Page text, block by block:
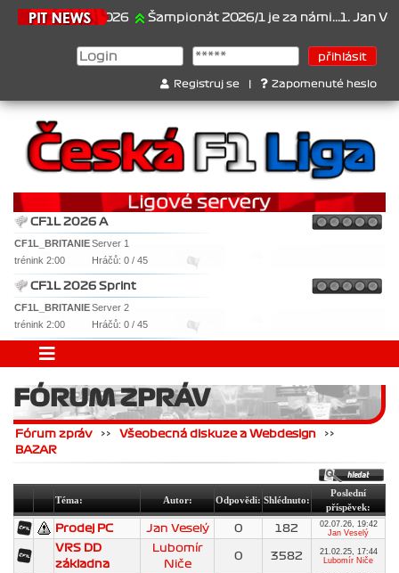
21.6.2026 Šampionát 2026/1 je za námi...1. Jan
Registruj se Zapomenuté heslo
CF1L 2026 A
CF1L_BRITANIEServer 1
trénink 2:00
Hráčů: 0 / 45
CF1L 2026 Sprint
CF1L_BRITANIEServer 2
trénink 2:00
Hráčů: 0 / 45
FÓRUM ZPRÁV
Fórum zpráv >> Všeobecná diskuze a Webdesign >>
BAZAR
Téma: Autor: Odpovědi: Shlédnuto:
Poslední
příspěvek:
Prodej PC
Jan Veselý 0 182
02.07.26, 19:42
Jan Veselý
VRS DD
základna
Lubomír
Niče
0 3582
21.02.25, 17:44
Lubomír Niče